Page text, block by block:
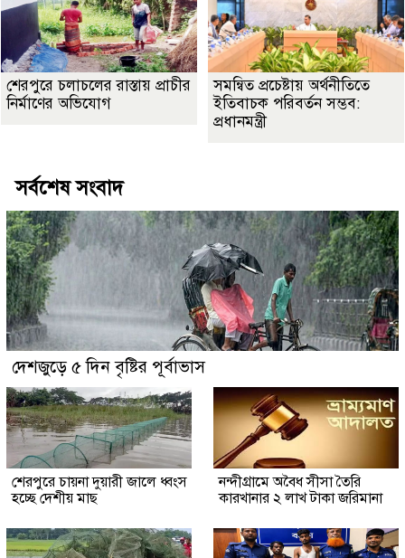
শেরপুরে চলাচলের রাস্তায় প্রাচীর
নির্মাণের অভিযোগ
সমন্বিত প্রচেষ্টায় অর্থনীতিতে
ইতিবাচক পরিবর্তন সম্ভব:
প্রধানমন্ত্রী
সর্বশেষ সংবাদ
দেশজুড়ে ৫ দিন বৃষ্টির পূর্বাভাস
শেরপুরে চায়না দুয়ারী জালে ধ্বংস
হচ্ছে দেশীয় মাছ
নন্দীগ্রামে অবৈধ সীসা তৈরি
কারখানার ২ লাখ টাকা জরিমানা